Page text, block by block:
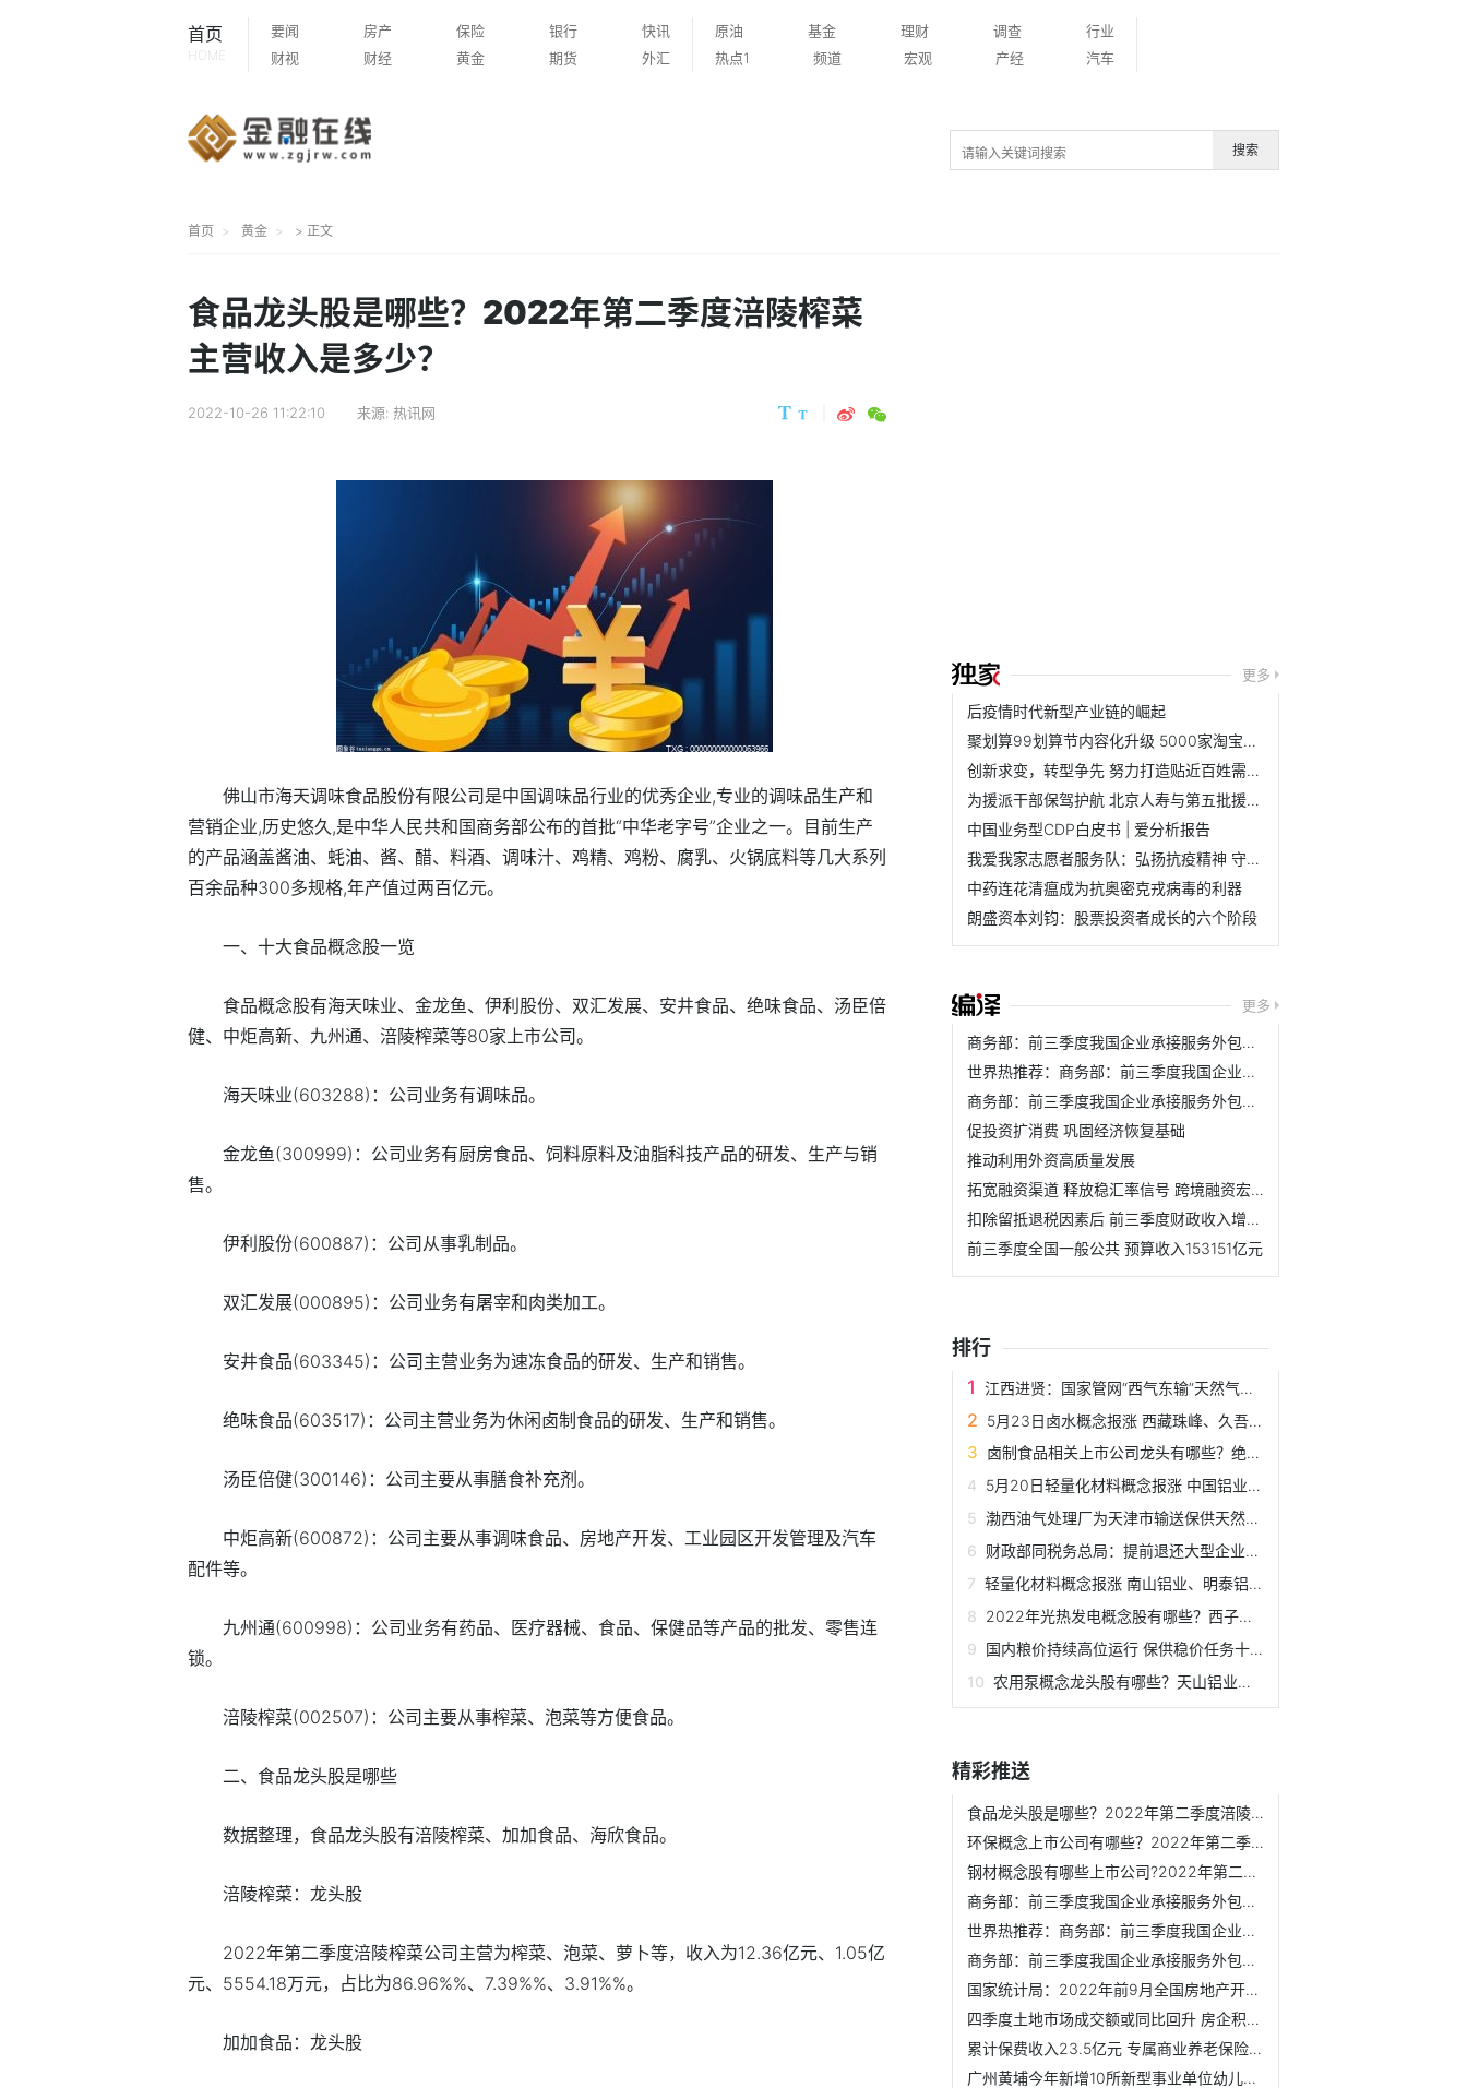
首页
HOME
要闻 房产 保险 银行
快讯
财视
财经 黄金 期货 外汇
原油 基金 理财 调查
行业
热点1
频道 宏观 产经 汽车
搜索
首页 黄金 > 正文
食品龙头股是哪些？2022年第二季度涪陵榨菜
主营收入是多少？
2022-10-26 11:22:10 来源: 热讯网
佛山市海天调味食品股份有限公司是中国调味品行业的优秀企业,专业的调味品生产和
营销企业,历史悠久,是中华人民共和国商务部公布的首批“中华老字号”企业之一。目前生产
的产品涵盖酱油、蚝油、酱、醋、料酒、调味汁、鸡精、鸡粉、腐乳、火锅底料等几大系列
百余品种300多规格,年产值过两百亿元。
一、十大食品概念股一览
食品概念股有海天味业、金龙鱼、伊利股份、双汇发展、安井食品、绝味食品、汤臣倍
健、中炬高新、九州通、涪陵榨菜等80家上市公司。
海天味业(603288)：公司业务有调味品。
金龙鱼(300999)：公司业务有厨房食品、饲料原料及油脂科技产品的研发、生产与销
售。
伊利股份(600887)：公司从事乳制品。
双汇发展(000895)：公司业务有屠宰和肉类加工。
安井食品(603345)：公司主营业务为速冻食品的研发、生产和销售。
绝味食品(603517)：公司主营业务为休闲卤制食品的研发、生产和销售。
汤臣倍健(300146)：公司主要从事膳食补充剂。
中炬高新(600872)：公司主要从事调味食品、房地产开发、工业园区开发管理及汽车
配件等。
九州通(600998)：公司业务有药品、医疗器械、食品、保健品等产品的批发、零售连
锁。
涪陵榨菜(002507)：公司主要从事榨菜、泡菜等方便食品。
二、食品龙头股是哪些
数据整理，食品龙头股有涪陵榨菜、加加食品、海欣食品。
涪陵榨菜：龙头股
2022年第二季度涪陵榨菜公司主营为榨菜、泡菜、萝卜等，收入为12.36亿元、1.05亿
元、5554.18万元，占比为86.96%%、7.39%%、3.91%%。
加加食品：龙头股
更多
后疫情时代新型产业链的崛起
聚划算99划算节内容化升级 5000家淘宝天猫品牌联动狂欢
创新求变，转型争先 努力打造贴近百姓需求，有温度、重责任...
为援派干部保驾护航 北京人寿与第五批援青干部人才保障同行
中国业务型CDP白皮书 | 爱分析报告
我爱我家志愿者服务队：弘扬抗疫精神 守护社区平安
中药连花清瘟成为抗奥密克戎病毒的利器
朗盛资本刘钧：股票投资者成长的六个阶段
更多
商务部：前三季度我国企业承接服务外包合同额13794亿元
世界热推荐：商务部：前三季度我国企业承接服务外包合同额同...
商务部：前三季度我国企业承接服务外包合同额13794亿元人民币
促投资扩消费 巩固经济恢复基础
推动利用外资高质量发展
拓宽融资渠道 释放稳汇率信号 跨境融资宏观审慎调节参数上调
扣除留抵退税因素后 前三季度财政收入增长4.1%
前三季度全国一般公共 预算收入153151亿元
排行
江西进贤：国家管网“西气东输”天然气管道动火作业顺利实施
5月23日卤水概念报涨 西藏珠峰、久吾高科等领涨
卤制食品相关上市公司龙头有哪些？绝味食品2022年股价下跌-46.12%
5月20日轻量化材料概念报涨 中国铝业、明泰铝业领涨
渤西油气处理厂为天津市输送保供天然气超40亿立方米
财政部同税务总局：提前退还大型企业存量留抵税额
轻量化材料概念报涨 南山铝业、明泰铝业等领涨
2022年光热发电概念股有哪些？西子洁能5日内股价上涨2.71%
国内粮价持续高位运行 保供稳价任务十分艰巨
农用泵概念龙头股有哪些？天山铝业近7个交易日股价上涨8.42%
精彩推送
食品龙头股是哪些？2022年第二季度涪陵榨菜主营收入是多少？
环保概念上市公司有哪些？2022年第二季度伟明环保主营收入是...
钢材概念股有哪些上市公司?2022年第二季度华菱钢铁公司主营是...
商务部：前三季度我国企业承接服务外包合同额13794亿元
世界热推荐：商务部：前三季度我国企业承接服务外包合同额同...
商务部：前三季度我国企业承接服务外包合同额13794亿元人民币
国家统计局：2022年前9月全国房地产开发投资103559亿元
四季度土地市场成交额或同比回升 房企积极拿地
累计保费收入23.5亿元 专属商业养老保险试点一年多
广州黄埔今年新增10所新型事业单位幼儿园 可提供学位4170个